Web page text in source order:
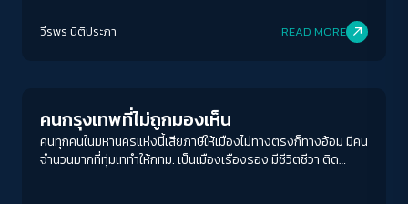
วีรพร นิติประภา READ MORE
คนกรุงเทพที่ไม่ถูกมองเห็น
คนทุกคนในมหานครแห่งนี้เสียภาษีให้เมืองไม่ทางตรงก็ทางอ้อม มีคน
จำนวนมากที่ทุ่มเททำให้กทม. เป็นเมืองเรืองรอง มีชีวิตชีวา ติด